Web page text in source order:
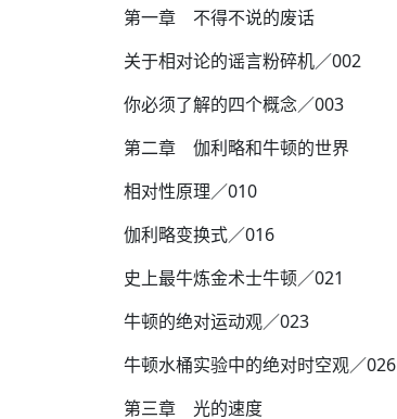
第一章 不得不说的废话
关于相对论的谣言粉碎机／002
你必须了解的四个概念／003
第二章 伽利略和牛顿的世界
相对性原理／010
伽利略变换式／016
史上最牛炼金术士牛顿／021
牛顿的绝对运动观／023
牛顿水桶实验中的绝对时空观／026
第三章 光的速度